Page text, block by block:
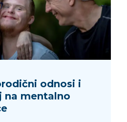
odnosi i
na mentalno